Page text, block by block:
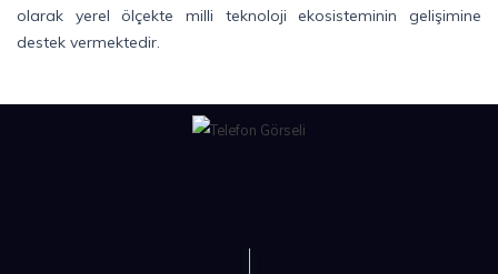
olarak yerel ölçekte milli teknoloji ekosisteminin gelişimine
destek vermektedir.